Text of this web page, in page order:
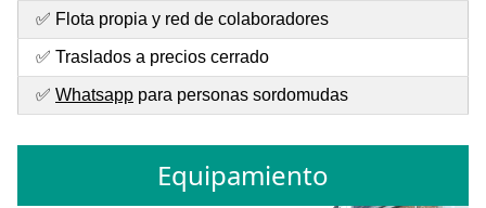
✅ Flota propia y red de colaboradores
✅ Traslados a precios cerrado
✅ Whatsapp para personas sordomudas
Equipamiento